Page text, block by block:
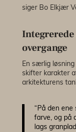
siger Bo Elkjær
overgange
En særlig
skifter karakter
arkitekturens
“På den
farve, og på
lags